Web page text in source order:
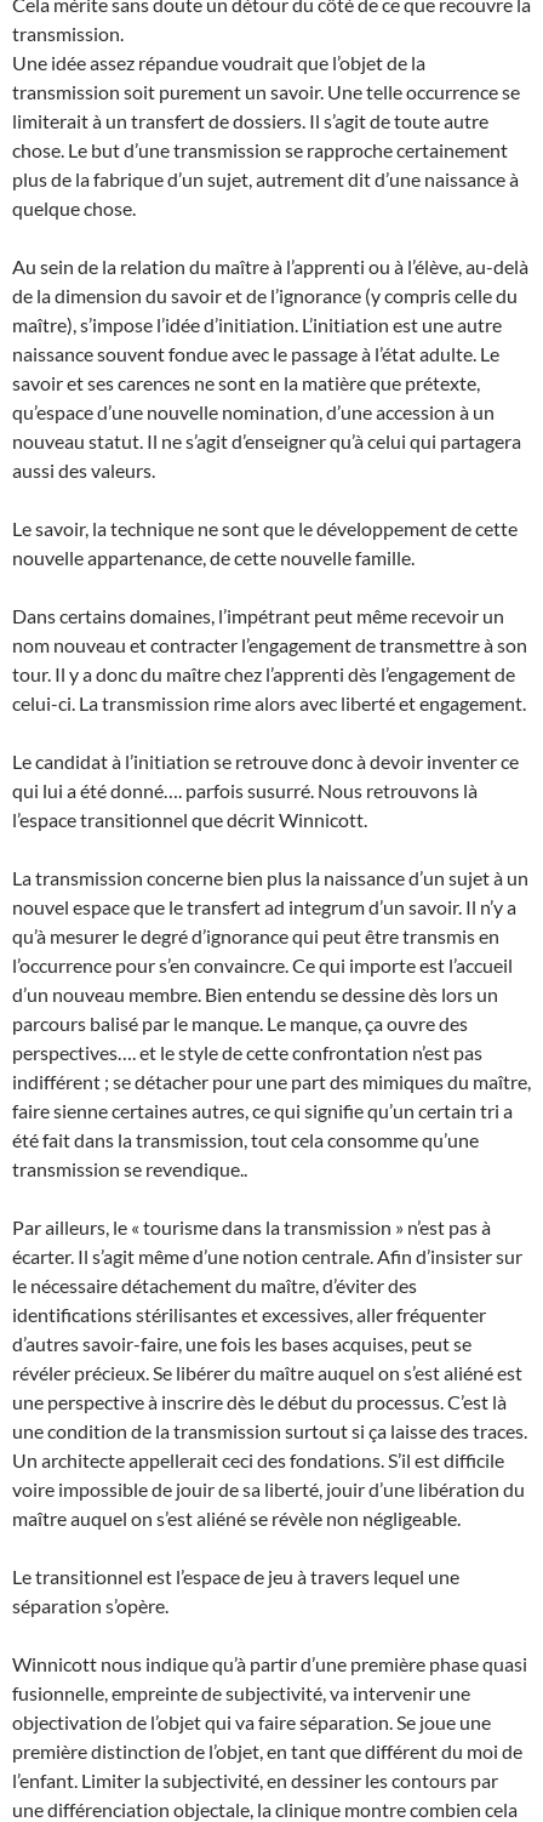
transmission.
Une idée assez répandue voudrait que l’objet de la
transmission soit purement un savoir. Une telle occurrence se
limiterait à un transfert de dossiers. Il s’agit de toute autre
chose. Le but d’une transmission se rapproche certainement
plus de la fabrique d’un sujet, autrement dit d’une naissance à
quelque chose.
Au sein de la relation du maître à l’apprenti ou à l’élève, au-delà
de la dimension du savoir et de l’ignorance (y compris celle du
maître), s’impose l’idée d’initiation. L’initiation est une autre
naissance souvent fondue avec le passage à l’état adulte. Le
savoir et ses carences ne sont en la matière que prétexte,
qu’espace d’une nouvelle nomination, d’une accession à un
nouveau statut. Il ne s’agit d’enseigner qu’à celui qui partagera
aussi des valeurs.
Le savoir, la technique ne sont que le développement de cette
nouvelle appartenance, de cette nouvelle famille.
Dans certains domaines, l’impétrant peut même recevoir un
nom nouveau et contracter l’engagement de transmettre à son
tour. Il y a donc du maître chez l’apprenti dès l’engagement de
celui-ci. La transmission rime alors avec liberté et engagement.
Le candidat à l’initiation se retrouve donc à devoir inventer ce
qui lui a été donné…. parfois susurré. Nous retrouvons là
l’espace transitionnel que décrit Winnicott.
La transmission concerne bien plus la naissance d’un sujet à un
nouvel espace que le transfert ad integrum d’un savoir. Il n’y a
qu’à mesurer le degré d’ignorance qui peut être transmis en
l’occurrence pour s’en convaincre. Ce qui importe est l’accueil
d’un nouveau membre. Bien entendu se dessine dès lors un
parcours balisé par le manque. Le manque, ça ouvre des
perspectives…. et le style de cette confrontation n’est pas
indifférent ; se détacher pour une part des mimiques du maître,
faire sienne certaines autres, ce qui signifie qu’un certain tri a
été fait dans la transmission, tout cela consomme qu’une
transmission se revendique..
Par ailleurs, le « tourisme dans la transmission » n’est pas à
écarter. Il s’agit même d’une notion centrale. Afin d’insister sur
le nécessaire détachement du maître, d’éviter des
identifications stérilisantes et excessives, aller fréquenter
d’autres savoir-faire, une fois les bases acquises, peut se
révéler précieux. Se libérer du maître auquel on s’est aliéné est
une perspective à inscrire dès le début du processus. C’est là
une condition de la transmission surtout si ça laisse des traces.
Un architecte appellerait ceci des fondations. S’il est difficile
voire impossible de jouir de sa liberté, jouir d’une libération du
maître auquel on s’est aliéné se révèle non négligeable.
Le transitionnel est l’espace de jeu à travers lequel une
séparation s’opère.
Winnicott nous indique qu’à partir d’une première phase quasi
fusionnelle, empreinte de subjectivité, va intervenir une
objectivation de l’objet qui va faire séparation. Se joue une
première distinction de l’objet, en tant que différent du moi de
l’enfant. Limiter la subjectivité, en dessiner les contours par
une différenciation objectale, la clinique montre combien cela